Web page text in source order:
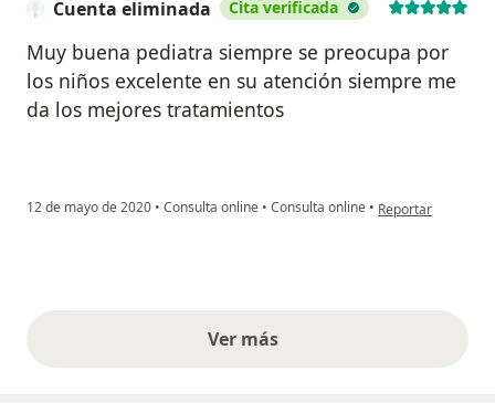
Cuenta eliminada Cita verificada
Muy buena pediatra siempre se preocupa por
los niños excelente en su atención siempre me
da los mejores tratamientos ️
12 de mayo de 2020 • Consulta online • Consulta online • en opinión del
Reportar
Ver másopiniones anteriores